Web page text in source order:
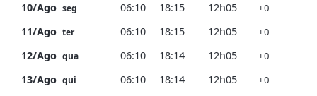
10/Ago seg 06:10 18:15 12h05 ±0
11/Ago ter 06:10 18:15 12h05 ±0
12/Ago qua 06:10 18:14 12h05 ±0
13/Ago qui 06:10 18:14 12h05 ±0